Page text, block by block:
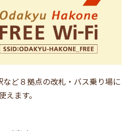
ど８拠点の改札・バス乗り場に
ます。